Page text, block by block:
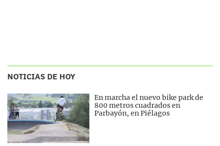
NOTICIAS DE HOY
En marcha el nuevo bike park de
800 metros cuadrados en
Parbayón, en Piélagos